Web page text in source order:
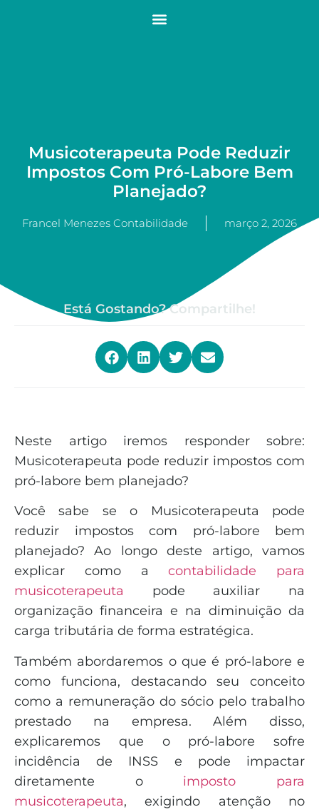
Musicoterapeuta Pode Reduzir
Impostos Com Pró-Labore Bem
Planejado?
Francel Menezes Contabilidade março 2, 2026
Está Gostando? Compartilhe!
Neste artigo iremos responder sobre:
Musicoterapeuta pode reduzir impostos com
pró-labore bem planejado?
Você sabe se o Musicoterapeuta pode
reduzir impostos com pró-labore bem
planejado? Ao longo deste artigo, vamos
explicar como acontabilidade para
musicoterapeuta pode auxiliar na
organização financeira e na diminuição da
carga tributária de forma estratégica.
Também abordaremos o que é pró-labore e
como funciona, destacando seu conceito
como a remuneração do sócio pelo trabalho
prestado na empresa. Além disso,
explicaremos que o pró-labore sofre
incidência de INSS e pode impactar
diretamente o imposto para
musicoterapeuta, exigindo atenção no